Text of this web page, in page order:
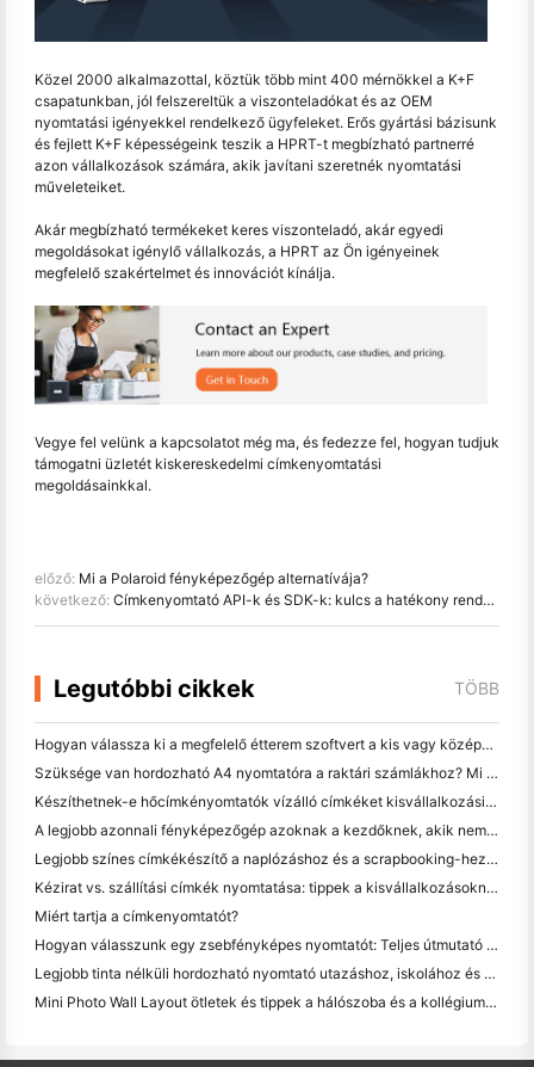
Közel 2000 alkalmazottal, köztük több mint 400 mérnökkel a K+F
csapatunkban, jól felszereltük a viszonteladókat és az OEM
nyomtatási igényekkel rendelkező ügyfeleket. Erős gyártási bázisunk
és fejlett K+F képességeink teszik a HPRT-t megbízható partnerré
azon vállalkozások számára, akik javítani szeretnék nyomtatási
műveleteiket.
Akár megbízható termékeket keres viszonteladó, akár egyedi
megoldásokat igénylő vállalkozás, a HPRT az Ön igényeinek
megfelelő szakértelmet és innovációt kínálja.
Vegye fel velünk a kapcsolatot még ma, és fedezze fel, hogyan tudjuk
támogatni üzletét kiskereskedelmi címkenyomtatási
megoldásainkkal.
előző: Mi a Polaroid fényképezőgép alternatívája?
következő: Címkenyomtató API-k és SDK-k: kulcs a hatékony rendszerintegrációhoz
Legutóbbi cikkek TÖBB
Hogyan válassza ki a megfelelő étterem szoftvert a kis vagy középméretű étteremhez
Szüksége van hordozható A4 nyomtatóra a raktári számlákhoz? Mi valójában működik
Készíthetnek-e hőcímkényomtatók vízálló címkéket kisvállalkozási termékekhez?
A legjobb azonnali fényképezőgép azoknak a kezdőknek, akik nem akarnak papírt pazarolni
Legjobb színes címkékészítő a naplózáshoz és a scrapbooking-hez: több szín minden oldalhoz
Kézirat vs. szállítási címkék nyomtatása: tippek a kisvállalkozásoknak 2026-ban
Miért tartja a címkenyomtatót?
Hogyan válasszunk egy zsebfényképes nyomtatót: Teljes útmutató a naplózáshoz, utazáshoz és az iPhone-felhasználókhoz
Legjobb tinta nélküli hordozható nyomtató utazáshoz, iskolához és mobil munkához: Hanin MT620 Pro felülvizsgálat
Mini Photo Wall Layout ötletek és tippek a hálószoba és a kollégium díszítése